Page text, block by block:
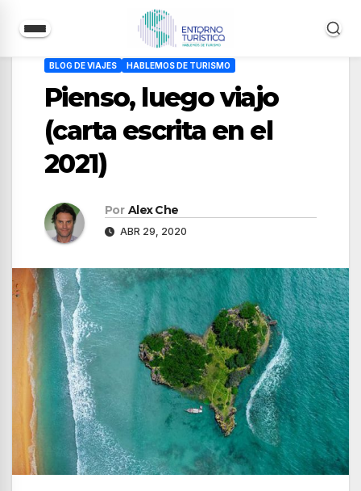
contenido
BLOG DE VIAJES HABLEMOS DE TURISMO
Pienso, luego viajo
(carta escrita en el
2021)
Por Alex Che
ABR 29, 2020